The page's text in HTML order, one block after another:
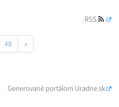
RSS
48 »
Generované portálom Uradne.sk